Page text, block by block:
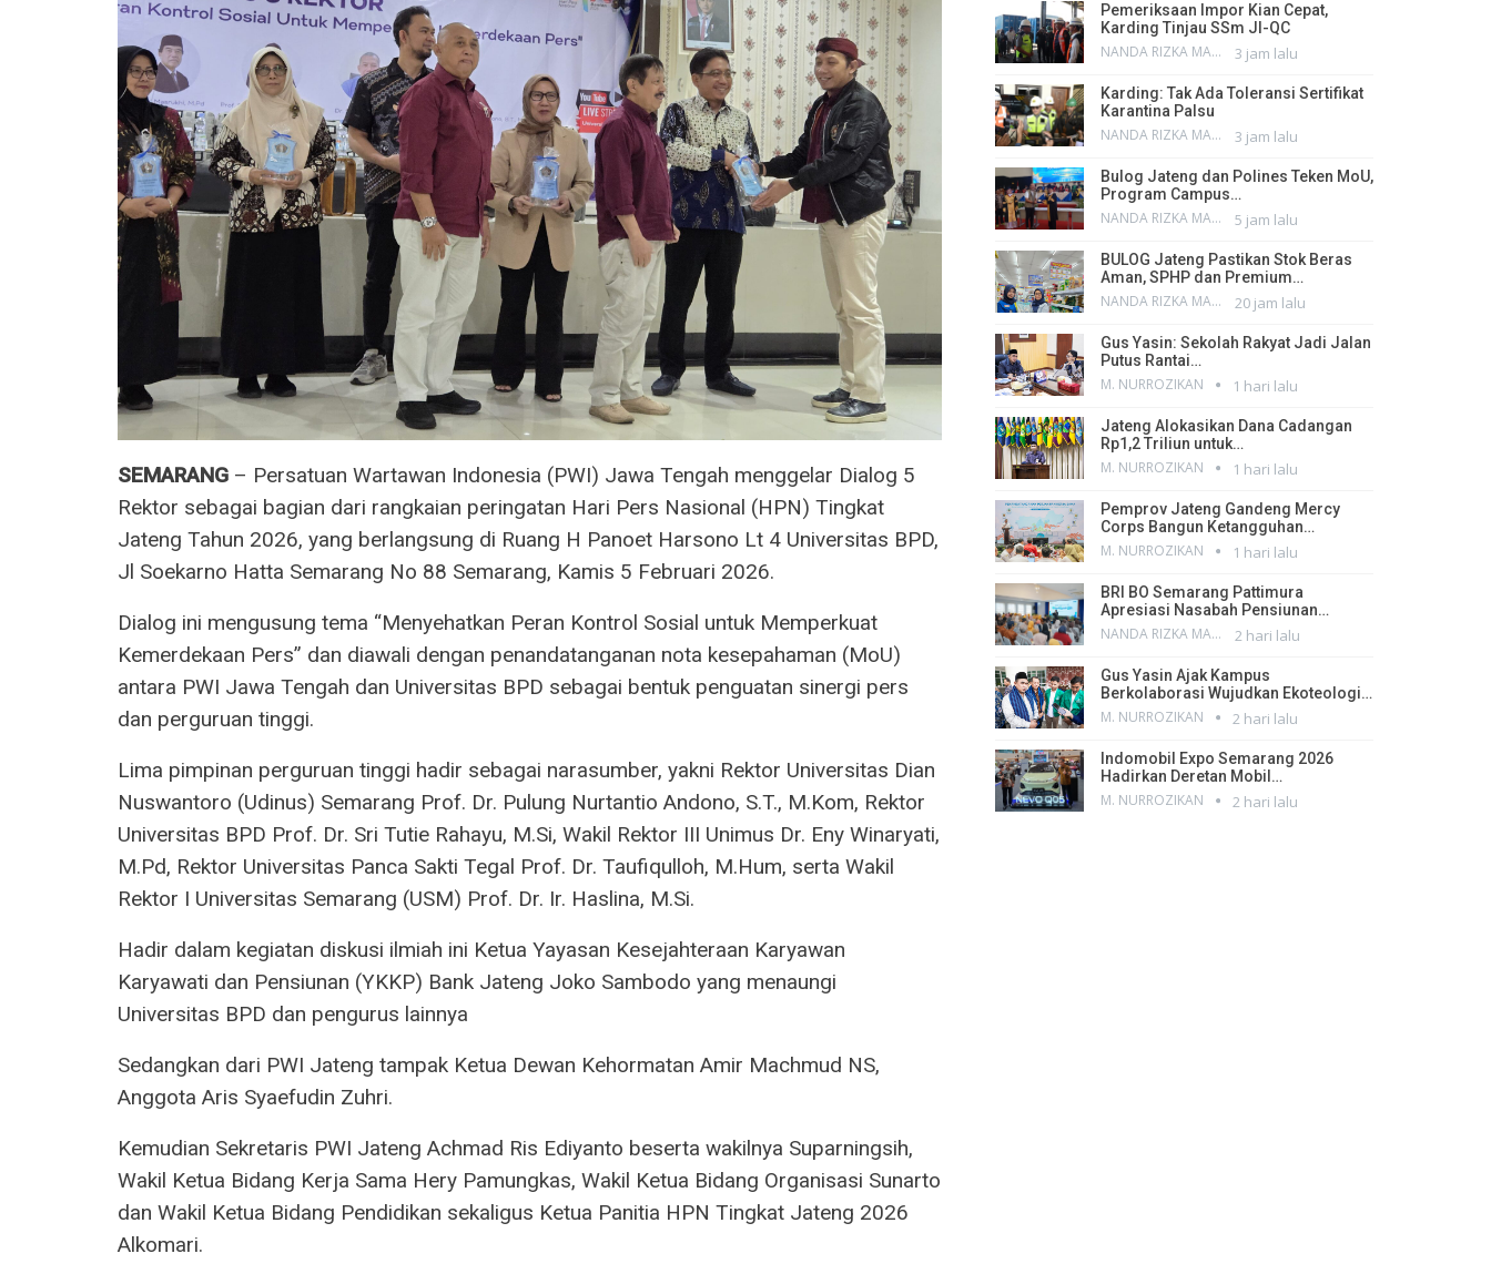
SEMARANG – Persatuan Wartawan Indonesia (PWI) Jawa Tengah menggelar Dialog 5
Rektor sebagai bagian dari rangkaian peringatan Hari Pers Nasional (HPN) Tingkat
Jateng Tahun 2026, yang berlangsung di Ruang H Panoet Harsono Lt 4 Universitas BPD,
Jl Soekarno Hatta Semarang No 88 Semarang, Kamis 5 Februari 2026.
Dialog ini mengusung tema “Menyehatkan Peran Kontrol Sosial untuk Memperkuat
Kemerdekaan Pers” dan diawali dengan penandatanganan nota kesepahaman (MoU)
antara PWI Jawa Tengah dan Universitas BPD sebagai bentuk penguatan sinergi pers
dan perguruan tinggi.
Lima pimpinan perguruan tinggi hadir sebagai narasumber, yakni Rektor Universitas Dian
Nuswantoro (Udinus) Semarang Prof. Dr. Pulung Nurtantio Andono, S.T., M.Kom, Rektor
Universitas BPD Prof. Dr. Sri Tutie Rahayu, M.Si, Wakil Rektor III Unimus Dr. Eny Winaryati,
M.Pd, Rektor Universitas Panca Sakti Tegal Prof. Dr. Taufiqulloh, M.Hum, serta Wakil
Rektor I Universitas Semarang (USM) Prof. Dr. Ir. Haslina, M.Si.
Hadir dalam kegiatan diskusi ilmiah ini Ketua Yayasan Kesejahteraan Karyawan
Karyawati dan Pensiunan (YKKP) Bank Jateng Joko Sambodo yang menaungi
Universitas BPD dan pengurus lainnya
Sedangkan dari PWI Jateng tampak Ketua Dewan Kehormatan Amir Machmud NS,
Anggota Aris Syaefudin Zuhri.
Kemudian Sekretaris PWI Jateng Achmad Ris Ediyanto beserta wakilnya Suparningsih,
Wakil Ketua Bidang Kerja Sama Hery Pamungkas, Wakil Ketua Bidang Organisasi Sunarto
dan Wakil Ketua Bidang Pendidikan sekaligus Ketua Panitia HPN Tingkat Jateng 2026
Alkomari.
Pemeriksaan Impor Kian Cepat,
Karding Tinjau SSm JI-QC
NANDA RIZKA MAHENDRA 3 jam lalu
Karding: Tak Ada Toleransi Sertifikat
Karantina Palsu
NANDA RIZKA MAHENDRA 3 jam lalu
Bulog Jateng dan Polines Teken MoU,
Program Campus…
NANDA RIZKA MAHENDRA 5 jam lalu
BULOG Jateng Pastikan Stok Beras
Aman, SPHP dan Premium…
NANDA RIZKA MAHENDRA 20 jam lalu
Gus Yasin: Sekolah Rakyat Jadi Jalan
Putus Rantai…
M. NURROZIKAN 1 hari lalu
Jateng Alokasikan Dana Cadangan
Rp1,2 Triliun untuk…
M. NURROZIKAN 1 hari lalu
Pemprov Jateng Gandeng Mercy
Corps Bangun Ketangguhan…
M. NURROZIKAN 1 hari lalu
BRI BO Semarang Pattimura
Apresiasi Nasabah Pensiunan…
NANDA RIZKA MAHENDRA 2 hari lalu
Gus Yasin Ajak Kampus
Berkolaborasi Wujudkan Ekoteologi…
M. NURROZIKAN 2 hari lalu
Indomobil Expo Semarang 2026
Hadirkan Deretan Mobil…
M. NURROZIKAN 2 hari lalu